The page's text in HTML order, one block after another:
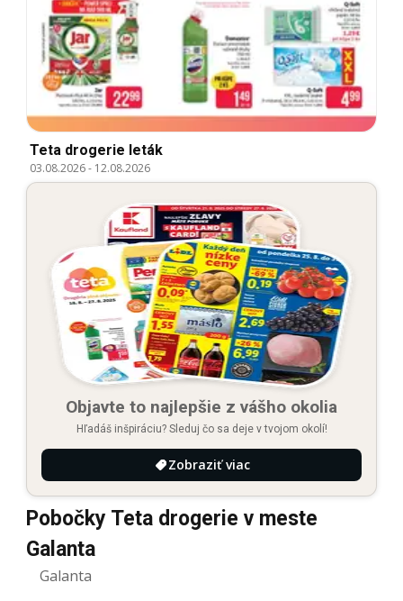
Teta drogerie leták
03.08.2026- 12.08.2026
Objavte to najlepšie z vášho okolia
Hľadáš inšpiráciu? Sleduj čo sa deje v tvojom okolí!
Zobraziť viac
Pobočky Teta drogerie v meste
Galanta
Galanta